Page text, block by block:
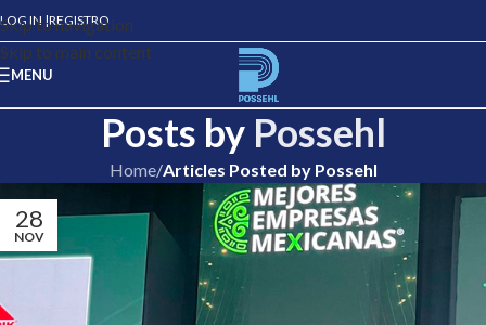
Skip to navigation
Skip to main content
LOG IN |REGISTRO
MENU
Posts by Possehl
Home/Articles Posted by Possehl
28
NOV